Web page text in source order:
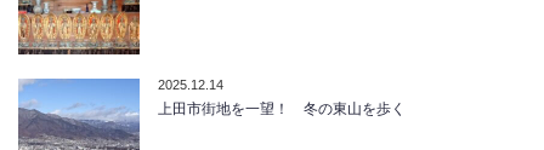
2025.12.14
上田市街地を一望！ 冬の東山を歩く